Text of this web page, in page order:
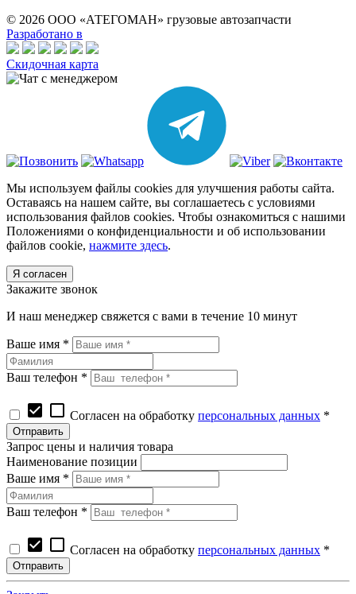
© 2026 ООО «АТЕГОМАН» грузовые автозапчасти
Разработано в
Скидочная карта
Мы используем файлы cookies для улучшения работы сайта.
Оставаясь на нашем сайте, вы соглашаетесь с условиями
использования файлов cookies. Чтобы ознакомиться с нашими
Положениями о конфиденциальности и об использовании
файлов cookie, нажмите здесь.
Я согласен
Закажите звонок
И наш менеджер свяжется с вами в течение 10 минут
Ваше имя *
Ваш телефон *
check_box check_box_outline_blank Согласен на обработку персональных данных *
Запрос цены и наличия товара
Наименование позиции
Ваше имя *
Ваш телефон *
check_box check_box_outline_blank Согласен на обработку персональных данных *